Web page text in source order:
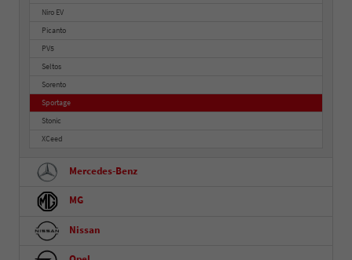
Niro EV
Picanto
PV5
Seltos
Sorento
Sportage
Stonic
XCeed
Mercedes-Benz
MG
Nissan